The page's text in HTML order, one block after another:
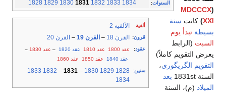
السنوات:
1828 1829 1830 1831 1832 1833 1834
ألفية: الألفية 2
قرون: القرن 18 – القرن 19 – القرن 20
عقود: عقد 1800 عقد 1810 عقد 1820 – عقد 1830
–
عقد 1840
عقد 1850 عقد 1860
سنين:
1828
1829
1830
–
1831
–
1832
1833
1834
(
MDCCCX
XXI
) كانت سنة
بسيطة تبدأ يوم
السبت (الرابط
يعرض التقويم كاملاً)
التقويم الگريگوري،
السنة 1831st
بعد
الميلاد (م)، السنة